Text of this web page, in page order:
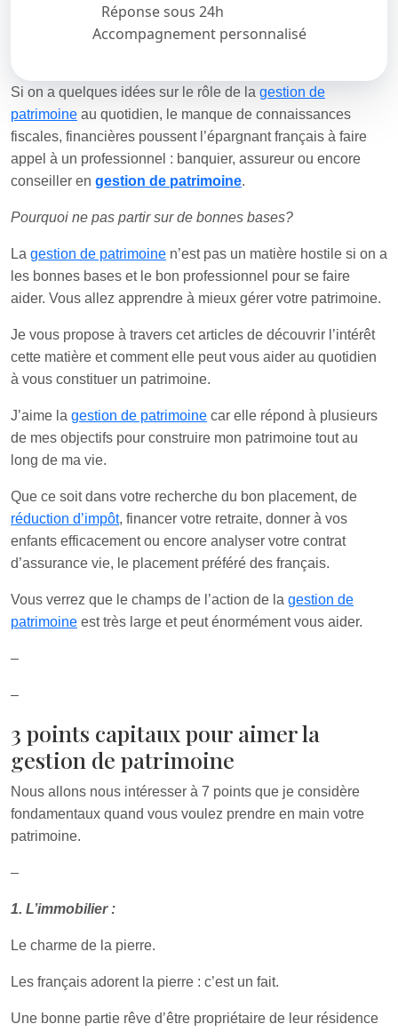
Réponse sous 24h
Accompagnement personnalisé
Si on a quelques idées sur le rôle de la gestion de
patrimoine au quotidien, le manque de connaissances
fiscales, financières poussent l’épargnant français à faire
appel à un professionnel : banquier, assureur ou encore
conseiller en gestion de patrimoine.
Pourquoi ne pas partir sur de bonnes bases?
La gestion de patrimoine n’est pas un matière hostile si on a
les bonnes bases et le bon professionnel pour se faire
aider. Vous allez apprendre à mieux gérer votre patrimoine.
Je vous propose à travers cet articles de découvrir l’intérêt
cette matière et comment elle peut vous aider au quotidien
à vous constituer un patrimoine.
J’aime la gestion de patrimoine car elle répond à plusieurs
de mes objectifs pour construire mon patrimoine tout au
long de ma vie.
Que ce soit dans votre recherche du bon placement, de
réduction d’impôt, financer votre retraite, donner à vos
enfants efficacement ou encore analyser votre contrat
d’assurance vie, le placement préféré des français.
Vous verrez que le champs de l’action de la gestion de
patrimoine est très large et peut énormément vous aider.
–
–
3 points capitaux pour aimer la
gestion de patrimoine
Nous allons nous intéresser à 7 points que je considère
fondamentaux quand vous voulez prendre en main votre
patrimoine.
–
1. L’immobilier :
Le charme de la pierre.
Les français adorent la pierre : c’est un fait.
Une bonne partie rêve d’être propriétaire de leur résidence